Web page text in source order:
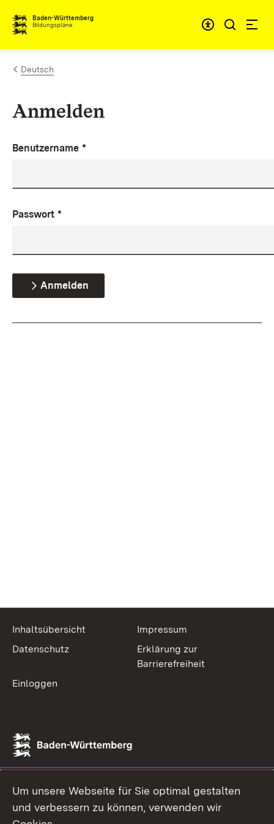
Zum Inhalt springen
Baden-Württemberg
Bildungspläne
Deutsch
Anmelden
Benutzername *
Passwort *
Anmelden
Inhaltsübersicht
Impressum
Datenschutz
Erklärung zur
Barrierefreiheit
Einloggen
Um unsere Webseite für Sie optimal gestalten
und verbessern zu können, verwenden wir